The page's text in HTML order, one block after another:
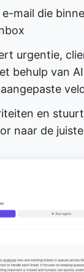
e-mail die
urgentie,
behulp van
en
naar de